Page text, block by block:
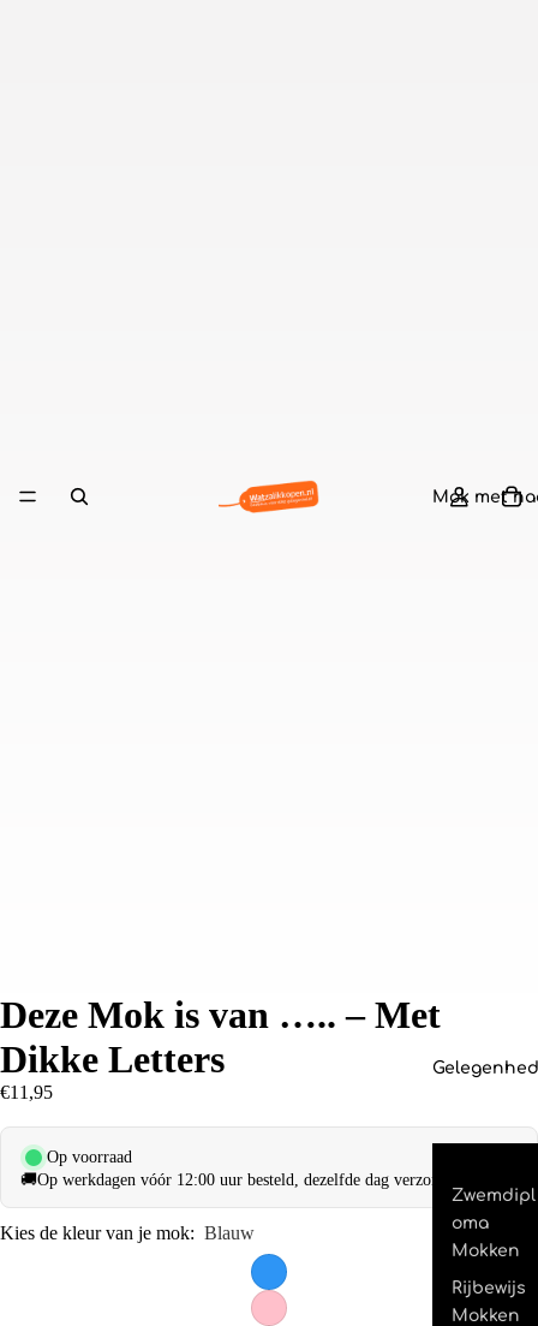
Mok met
Zwemdipl
oma
Mokken
Rijbewijs
Mokken
Deze Mok is van ….. – Met
Dikke Letters
€11,95
Op voorraad
🚚Op werkdagen vóór 12:00 uur besteld, dezelfde dag verzonden.
Kies de kleur van je mok: Blauw